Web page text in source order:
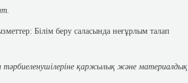
Білім беру саласында неғұрлым талап
қаржылық және материалдық